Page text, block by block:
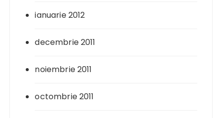
ianuarie 2012
decembrie 2011
noiembrie 2011
octombrie 2011